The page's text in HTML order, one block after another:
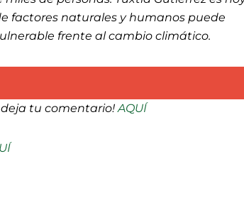
factores naturales y humanos puede
frente al cambio climático.
deja tu comentario!AQUÍ